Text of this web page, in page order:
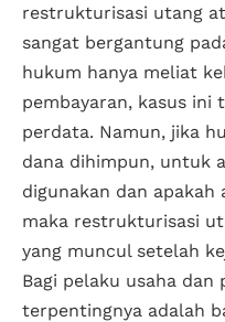
restrukturisasi utang
sangat bergantung
hukum hanya meliat
pembayaran, kasus ini
perdata. Namun, jika
dana dihimpun, untuk
digunakan dan apakah
maka restrukturisasi
yang muncul setelah
Bagi pelaku usaha
terpentingnya adalah